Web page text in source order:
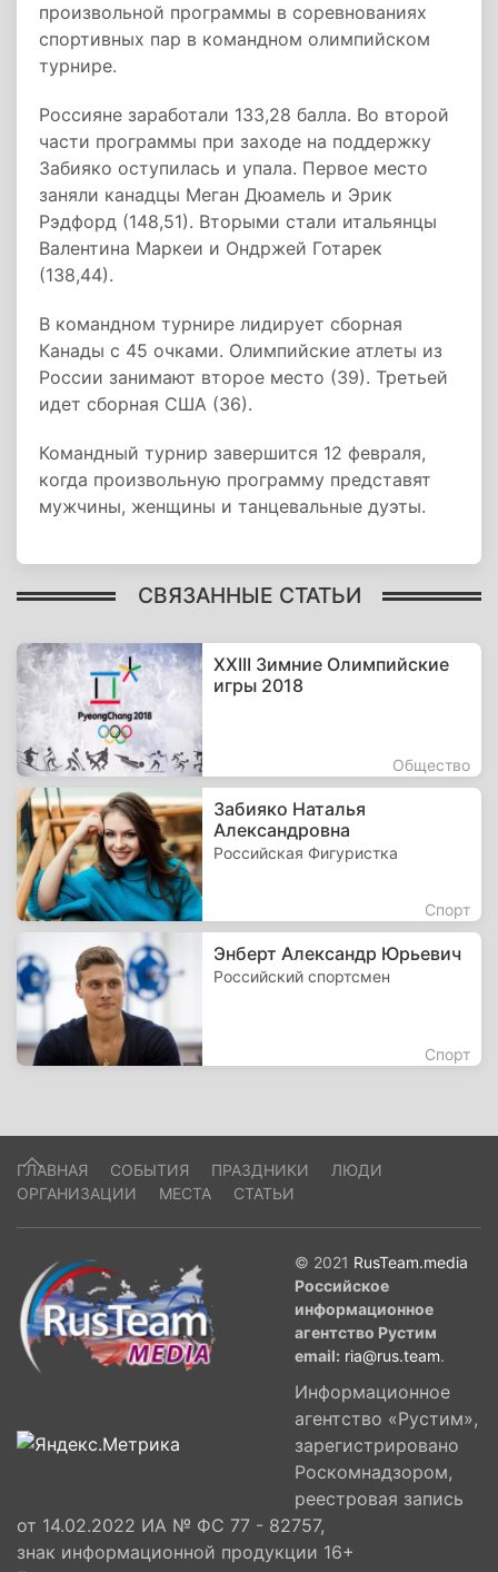
произвольной программы в соревнованиях
спортивных пар в командном олимпийском
турнире.
Россияне заработали 133,28 балла. Во второй
части программы при заходе на поддержку
Забияко оступилась и упала. Первое место
заняли канадцы Меган Дюамель и Эрик
Рэдфорд (148,51). Вторыми стали итальянцы
Валентина Маркеи и Ондржей Готарек
(138,44).
В командном турнире лидирует сборная
Канады с 45 очками. Олимпийские атлеты из
России занимают второе место (39). Третьей
идет сборная США (36).
Командный турнир завершится 12 февраля,
когда произвольную программу представят
мужчины, женщины и танцевальные дуэты.
СВЯЗАННЫЕ СТАТЬИ
XXIII Зимние Олимпийские
игры 2018
Общество
Забияко Наталья
Александровна
Российская Фигуристка
Спорт
Энберт Александр Юрьевич
Российский спортсмен
Спорт
ГЛАВНАЯ СОБЫТИЯ ПРАЗДНИКИ
ЛЮДИ
ОРГАНИЗАЦИИ
МЕСТА СТАТЬИ
© 2021 RusTeam.media
Российское
информационное
агентство Рустим
email: ria@rus.team.
Информационное
агентство «Рустим»,
зарегистрировано
Роскомнадзором,
реестровая запись
от 14.02.2022 ИА № ФС 77 - 82757,
знак информационной продукции 16+